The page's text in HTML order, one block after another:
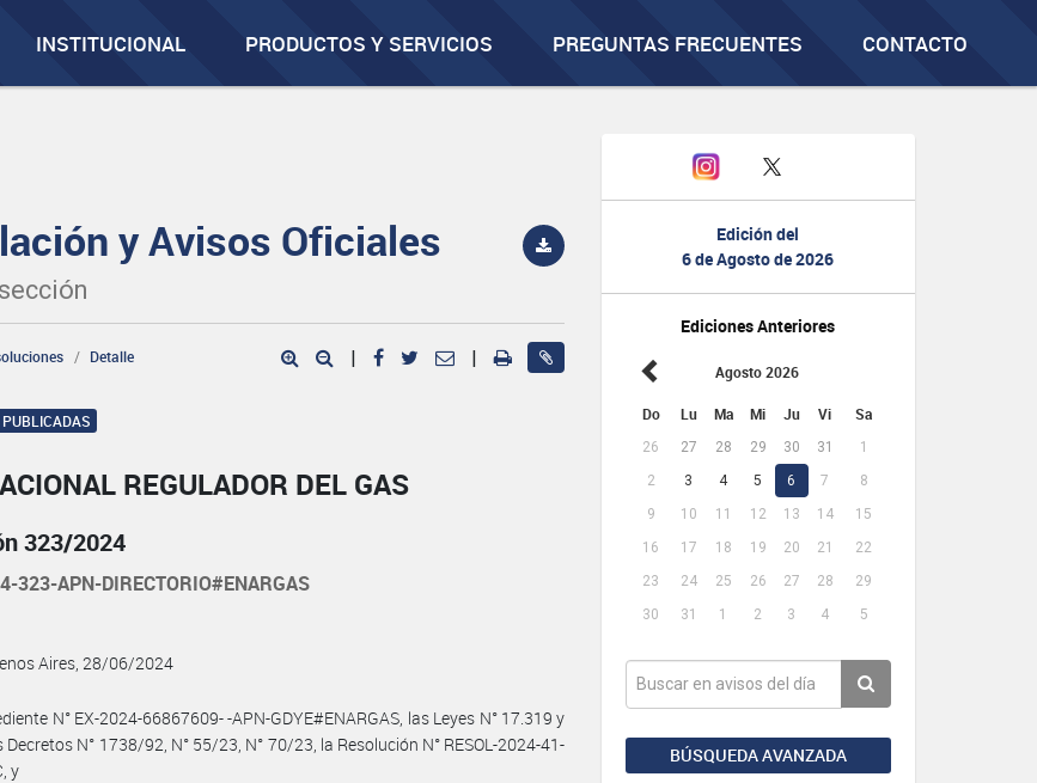
INSTITUCIONAL PRODUCTOS Y SERVICIOS PREGUNTAS FRECUENTES CONTACTO
Edición del
6 de Agosto de 2026
Ediciones Anteriores
Agosto 2026
Do Lu Ma Mi Ju Vi Sa
26 27 28 29 30 31
1
2
3 4 5 6 7
8
9
10 11 12 13 14
15
16
17 18 19 20 21
22
23
24 25 26 27 28
29
30
31 1 2 3 4 5
BÚSQUEDA AVANZADA
y Avisos Oficiales
Detalle | |
REGULADOR DEL GAS
323/2024
323-APN-DIRECTORIO#ENARGAS
Aires, 28/06/2024
N° EX-2024-66867609- -APN-GDYE#ENARGAS, las Leyes N° 17.319 y
Decretos N° 1738/92, N° 55/23, N° 70/23, la Resolución N° RESOL-2024-41-
y